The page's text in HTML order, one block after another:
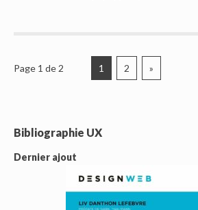
Page 1 de 2 1 2 »
Bibliographie UX
Dernier ajout